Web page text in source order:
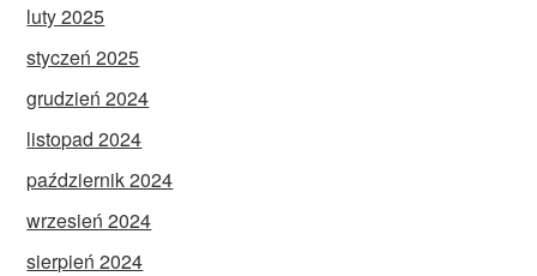
luty 2025
styczeń 2025
grudzień 2024
listopad 2024
październik 2024
wrzesień 2024
sierpień 2024